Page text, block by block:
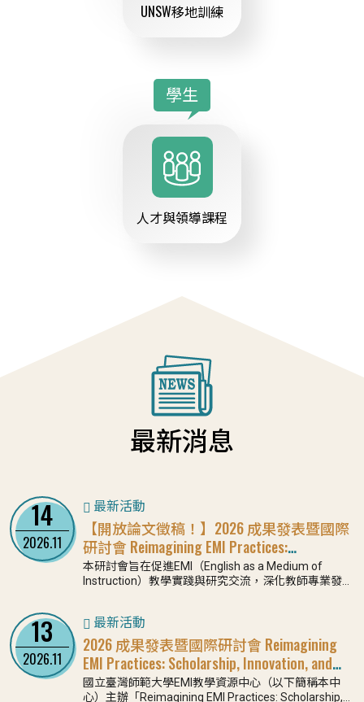
UNSW移地訓練
學生
人才與領導課程
最新消息
14
2026.11
最新活動
【開放論文徵稿！】2026 成果發表暨國際
研討會 Reimagining EMI Practices:
Scholarship, Innovation, and Collaboration
本研討會旨在促進EMI（English as a Medium of
Instruction）教學實踐與研究交流，深化教師專業發展
SoTL（Scholarship of Teaching and Learning）研究
成果之交流平台。透過教師增能培訓、專業社群、觀
議課與教學實踐研究經驗之分享，促進EMI教學現場之
反思、轉化與持續精進。同時，本研討會亦關注 EMI與
高等教育國際化之連結，鼓勵教師探討COIL、跨國協
作與全球夥伴關係在EMI課程中的應用，進一步強化跨
13
2026.11
最新活動
2026 成果發表暨國際研討會 Reimagining
EMI Practices: Scholarship, Innovation, and
Collaboration
國立臺灣師範大學EMI教學資源中心（以下簡稱本中
心）主辦「Reimagining EMI Practices: Scholarship,